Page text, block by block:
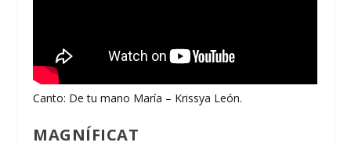
Canto: De tu mano María – Krissya León.
MAGNÍFICAT